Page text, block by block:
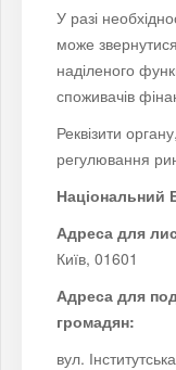
У разі
може
наділеного
споживачів
Реквізити
регулювання
Національний
Адреса для
Київ, 01601
Адреса для
громадян:
вул.